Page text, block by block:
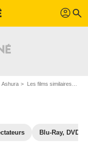
profil search
Ashura Les films similaires à "Ashura"
Blu-Ray, DVD